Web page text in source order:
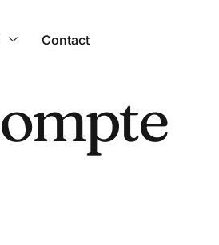
Contact